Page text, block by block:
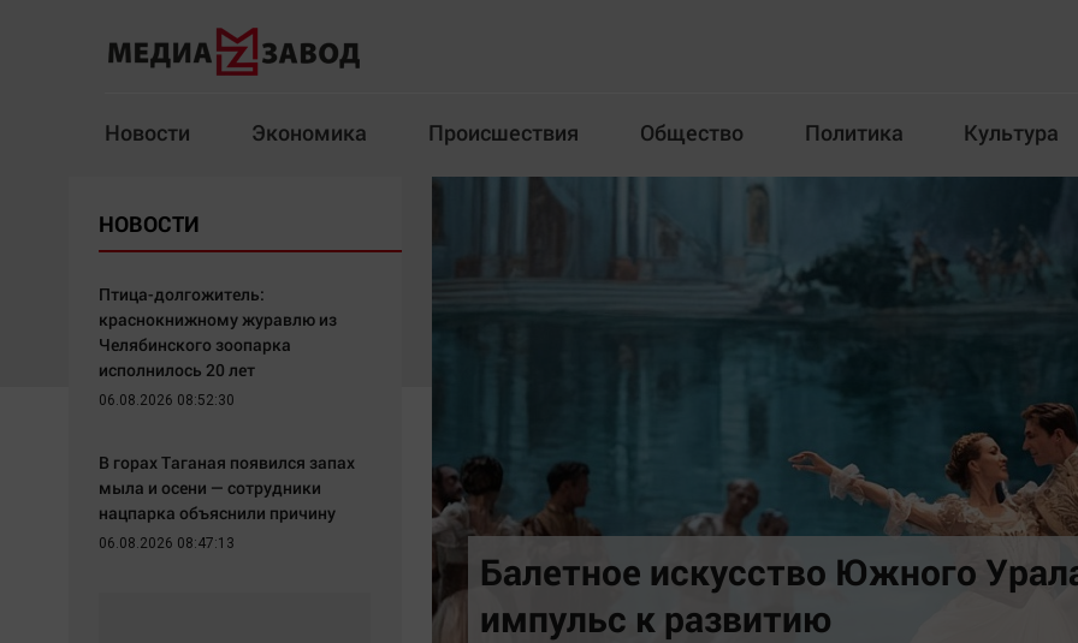
Новости Экономика Происшествия Общество Политика Культура
Происшествия
Здоровье
Архив
Общество
Политика
Экономика
Технологии
Отраслевые темы
Спецпроект
Челябинск космический
Другие рубрики
Блогеркуль
Быстрый медиазавод
Вкусное
Балетное искусство Южного
импульс к развитию
НОВОСТИ
Птица-долгожитель:
краснокнижному журавлю из
Челябинского зоопарка
исполнилось 20 лет
06.08.2026 08:52:30
В горах Таганая появился запах
мыла и осени — сотрудники
нацпарка объяснили причину
06.08.2026 08:47:13